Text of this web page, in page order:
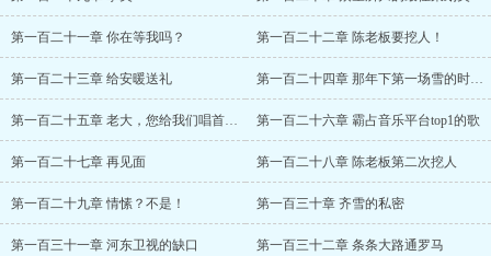
第一百二十一章 你在等我吗？ 第一百二十二章 陈老板要挖人！
第一百二十三章 给安暖送礼 第一百二十四章 那年下第一场雪的时候，她
第一百二十五章 老大，您给我们唱首歌吧？ 第一百二十六章 霸占音乐平台top1的歌
第一百二十七章 再见面 第一百二十八章 陈老板第二次挖人
第一百二十九章 情愫？不是！ 第一百三十章 齐雪的私密
第一百三十一章 河东卫视的缺口 第一百三十二章 条条大路通罗马